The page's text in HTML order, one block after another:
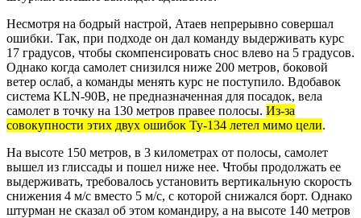
Несмотря на бодрый настрой, Атаев непрерывно совершал
ошибки. Так, при подходе он дал команду выдерживать курс
17 градусов, чтобы скомпенсировать снос влево на 5 градусов.
Однако когда самолет снизился ниже 200 метров, боковой
ветер ослаб, а команды менять курс не поступило. Вдобавок
система KLN-90B, не предназначенная для посадок, вела
самолет в точку на 130 метров правее полосы. Из-за
совокупности этих двух ошибок Ту-134 летел мимо цели.
На высоте 150 метров, в 3 километрах от полосы, самолет
вышел из глиссады и пошел ниже нее. Чтобы продолжать ее
выдерживать, требовалось установить вертикальную скорость
снижения 4 м/с вместо 5 м/с, с которой снижался борт. Однако
штурман не сказал об этом командиру, а на высоте 140 метров